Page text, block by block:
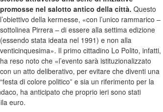
promosse nel salotto antico della città. Questo
l’obiettivo della kermesse, «con l’unico rammarico –
sottolinea Pirrera – di essere alla settima edizione
(essendo stata ideata nel 1991) e non alla
venticinquesima». Il primo cittadino Lo Polito, infatti,
ha reso noto che «l’evento sarà istituzionalizzato
con un atto deliberativo, per evitare che diventi una
“festa di colore politico” e sia un riferimento per la
ha anticipato che proprio ieri sono stati
euro.